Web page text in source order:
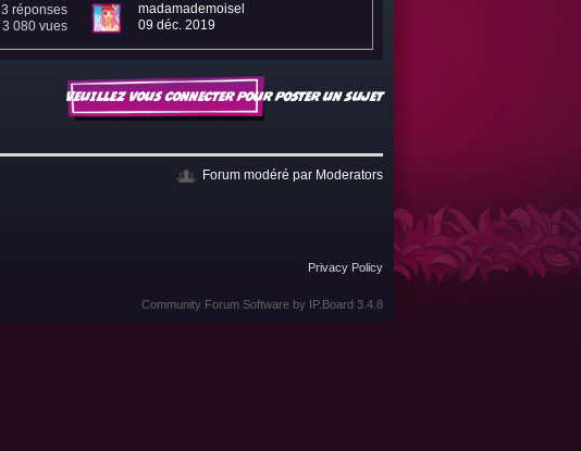
3 réponses
3 080 vues
madamademoisel
09 déc. 2019
Veuillez vous connecter pour poster un sujet
Forum modéré par Moderators
Privacy Policy
Community Forum Software by IP.Board 3.4.8